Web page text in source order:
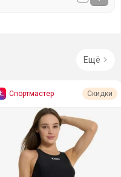
Ещё
Спортмастер Скидки